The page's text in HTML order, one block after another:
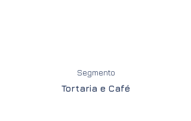
Segmento
Tortaria e Café